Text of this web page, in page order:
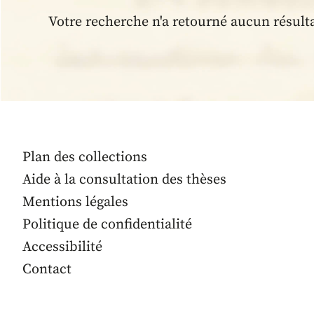
Votre recherche n'a retourné aucun
Plan des collections
Aide à la consultation des thèses
Mentions légales
Politique de confidentialité
Accessibilité
Contact